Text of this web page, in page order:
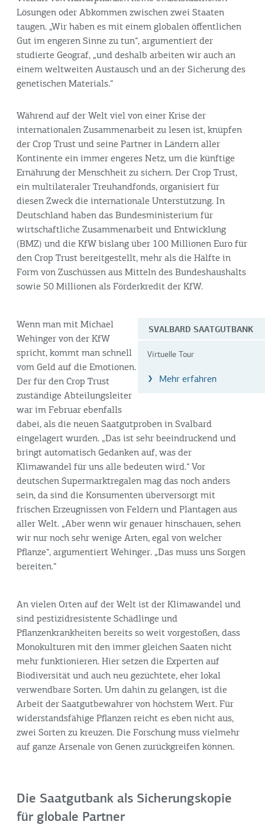
Lösungen oder Abkommen zwischen zwei Staaten
taugen. „Wir haben es mit einem globalen öffentlichen
Gut im engeren Sinne zu tun“, argumentiert der
studierte Geograf, „und deshalb arbeiten wir auch an
einem weltweiten Austausch und an der Sicherung des
genetischen Materials.“
Während auf der Welt viel von einer Krise der
internationalen Zusammenarbeit zu lesen ist, knüpfen
der Crop Trust und seine Partner in Ländern aller
Kontinente ein immer engeres Netz, um die künftige
Ernährung der Menschheit zu sichern. Der Crop Trust,
ein multilateraler Treuhandfonds, organisiert für
diesen Zweck die internationale Unterstützung. In
Deutschland haben das Bundesministerium für
wirtschaftliche Zusammenarbeit und Entwicklung
(BMZ) und die KfW bislang über 100 Millionen Euro für
den Crop Trust bereitgestellt, mehr als die Hälfte in
Form von Zuschüssen aus Mitteln des Bundeshaushalts
sowie 50 Millionen als Förderkredit der KfW.
SVALBARD SAATGUTBANK
Virtuelle Tour
Mehr erfahren
Wenn man mit Michael
Wehinger von der KfW
spricht, kommt man schnell
vom Geld auf die Emotionen.
Der für den Crop Trust
zuständige Abteilungsleiter
war im Februar ebenfalls
dabei, als die neuen Saatgutproben in Svalbard
eingelagert wurden. „Das ist sehr beeindruckend und
bringt automatisch Gedanken auf, was der
Klimawandel für uns alle bedeuten wird.“ Vor
deutschen Supermarktregalen mag das noch anders
sein, da sind die Konsumenten überversorgt mit
frischen Erzeugnissen von Feldern und Plantagen aus
aller Welt. „Aber wenn wir genauer hinschauen, sehen
wir nur noch sehr wenige Arten, egal von welcher
Pflanze“, argumentiert Wehinger. „Das muss uns Sorgen
bereiten.“
An vielen Orten auf der Welt ist der Klimawandel und
sind pestizidresistente Schädlinge und
Pflanzenkrankheiten bereits so weit vorgestoßen, dass
Monokulturen mit den immer gleichen Saaten nicht
mehr funktionieren. Hier setzen die Experten auf
Biodiversität und auch neu gezüchtete, eher lokal
verwendbare Sorten. Um dahin zu gelangen, ist die
Arbeit der Saatgutbewahrer von höchstem Wert. Für
widerstandsfähige Pflanzen reicht es eben nicht aus,
zwei Sorten zu kreuzen. Die Forschung muss vielmehr
auf ganze Arsenale von Genen zurückgreifen können.
Die Saatgutbank als Sicherungskopie
für globale Partner